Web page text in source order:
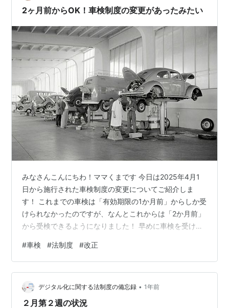
いう言葉を掛けてくださったことが大きく関係している
途…
2ヶ月前からOK！車検制度の変更があったみたい
みなさんこんにちわ！ママくまです 今日は2025年4月1
日から施行された車検制度の変更についてご紹介しま
す！ これまでの車検は「有効期限の1か月前」からしか受
けられなかったのですが、なんとこれからは「2か月前」
から受検できるようになりました！ 早めに車検を受けて
後」となるので、早く受けても損はありません。 自賠責
保険の更新も2か月前から可能になるんです。これで、車
検の混雑を避けやすくなりますね。 年度末になると、ど
うしても車検が集中してしまって、工場側も大変だった
と思います。 整備士の方々の負担も軽減されるので、み
#車検 #法制度 #改正
デジタル化に関する法制度の備忘録 • 1年前
２月第２週の状況